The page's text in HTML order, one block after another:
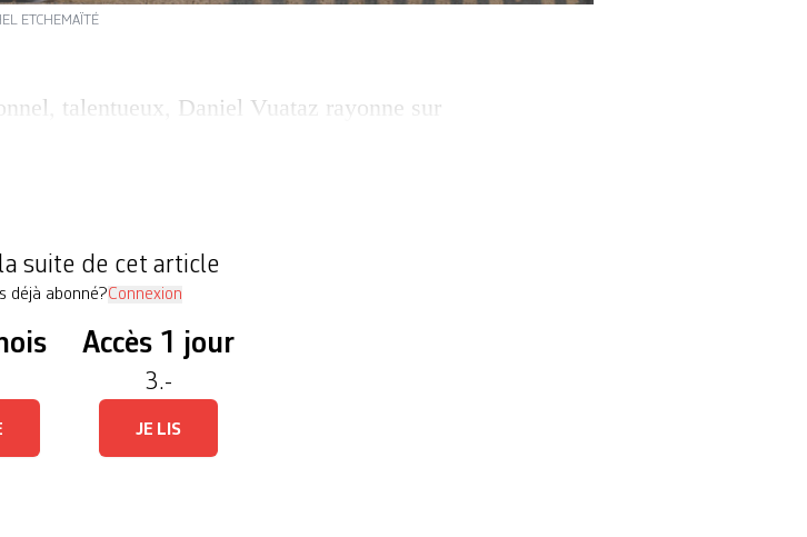
ETCHEMAÏTÉ
talentueux, Daniel Vuataz rayonne sur
suite de cet article
déjà abonné?Connexion
Accès 1 jour
3.-
JE LIS